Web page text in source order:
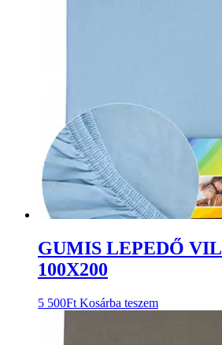
GUMIS LEPEDŐ
100X200
5 500Ft Kosárba teszem